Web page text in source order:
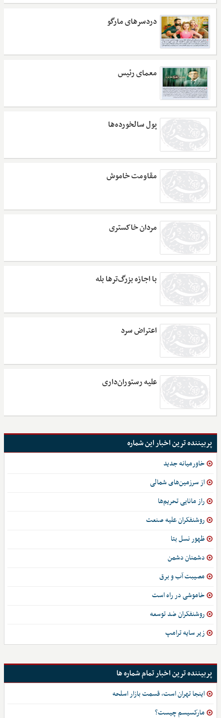
دردسرهای مارگو
معمای رئیس
پول سالخورده‌ها
مقاومت خاموش
مردان خاکستری
با اجازه بزرگ‌ترها بله
اعتراض سرد
علیه رستوران‌داری
پربیننده ترین اخبار این شماره
خاورمیانه جدید
از سرزمین‌های شمالی
راز مانایی تحریم‌ها
روشنفکران علیه صنعت
ظهور نسل بتا
دشمنان دشمن
مصیبت آب و برق
خاموشی در راه است
روشنفکران ضد توسعه
زیر سایه ترامپ
پربیننده ترین اخبار تمام شماره ها
اینجا تهران است، قسمت بازار اسلحه
مارکسیسم چیست؟